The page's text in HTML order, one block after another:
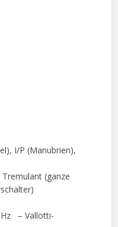
I/P (Manubrien),
(ganze
Hz – Vallotti-